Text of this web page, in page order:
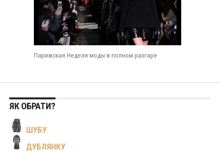
Парижская Неделя моды в полном разгаре
ЯК ОБРАТИ?
ШУБУ
ДУБЛЯНКУ